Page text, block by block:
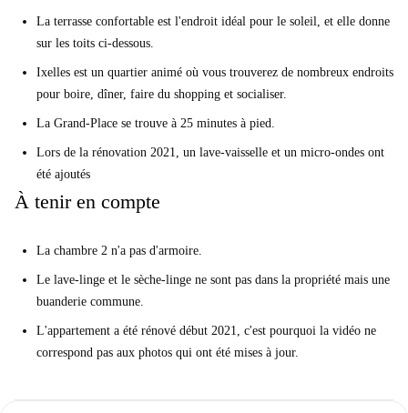
La terrasse confortable est l'endroit idéal pour le soleil, et elle donne
sur les toits ci-dessous.
Ixelles est un quartier animé où vous trouverez de nombreux endroits
pour boire, dîner, faire du shopping et socialiser.
La Grand-Place se trouve à 25 minutes à pied.
Lors de la rénovation 2021, un lave-vaisselle et un micro-ondes ont
été ajoutés
À tenir en compte
La chambre 2 n'a pas d'armoire.
Le lave-linge et le sèche-linge ne sont pas dans la propriété mais une
buanderie commune.
L'appartement a été rénové début 2021, c'est pourquoi la vidéo ne
correspond pas aux photos qui ont été mises à jour.